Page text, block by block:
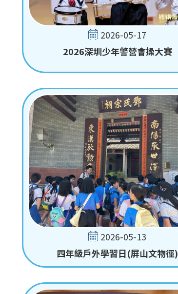
2026-05-17
2026深圳少年警營會操大賽
2026-05-13
四年級戶外學習日(屏山文物徑)